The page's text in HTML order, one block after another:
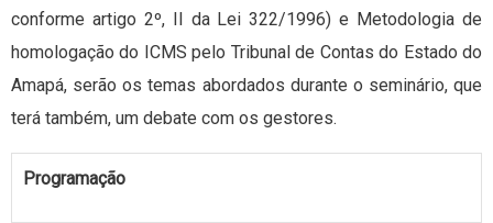
conforme artigo 2º, II da Lei 322/1996) e Metodologia de
homologação do ICMS pelo Tribunal de Contas do Estado do
Amapá, serão os temas abordados durante o seminário, que
terá também, um debate com os gestores.
Programação